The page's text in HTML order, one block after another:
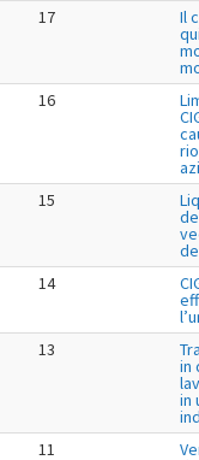
17 Il
16
15
14
13
in
in
11